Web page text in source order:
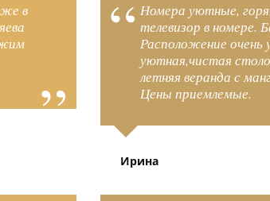
в
Номера уютные,
телевизор в номере.
Расположение очень
уютная,чистая
летняя веранда с
Цены приемлемые.
Ирина